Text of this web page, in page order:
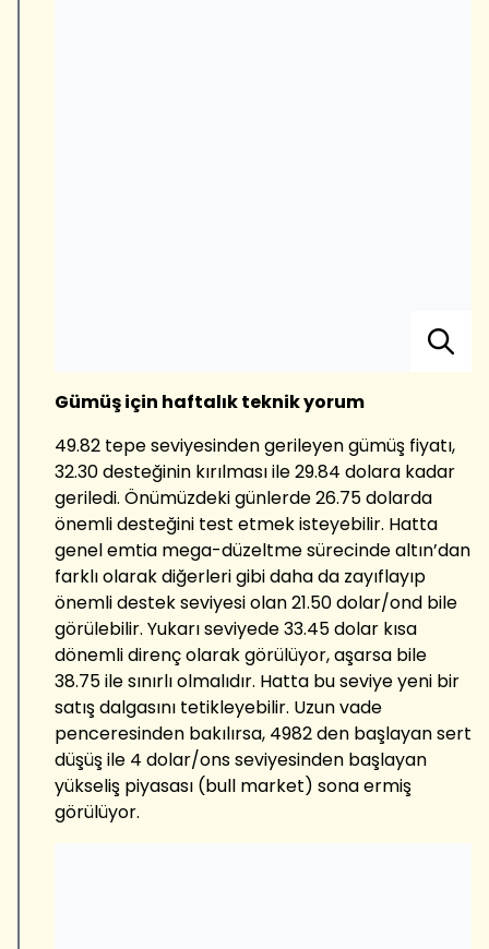
Gümüş için haftalık teknik yorum
49.82 tepe seviyesinden gerileyen gümüş fiyatı,
32.30 desteğinin kırılması ile 29.84 dolara kadar
geriledi. Önümüzdeki günlerde 26.75 dolarda
önemli desteğini test etmek isteyebilir. Hatta
genel emtia mega-düzeltme sürecinde altın’dan
farklı olarak diğerleri gibi daha da zayıflayıp
önemli destek seviyesi olan 21.50 dolar/ond bile
görülebilir. Yukarı seviyede 33.45 dolar kısa
dönemli direnç olarak görülüyor, aşarsa bile
38.75 ile sınırlı olmalıdır. Hatta bu seviye yeni bir
satış dalgasını tetikleyebilir. Uzun vade
penceresinden bakılırsa, 4982 den başlayan sert
düşüş ile 4 dolar/ons seviyesinden başlayan
yükseliş piyasası (bull market) sona ermiş
görülüyor.